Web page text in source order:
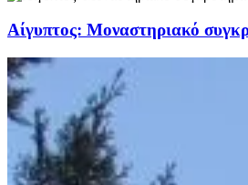
Αίγυπτος: Μοναστηριακό